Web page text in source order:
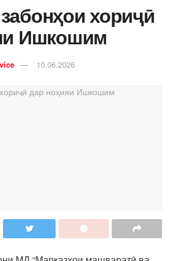
хориҷӣ
Ишкошим
10.06.2026